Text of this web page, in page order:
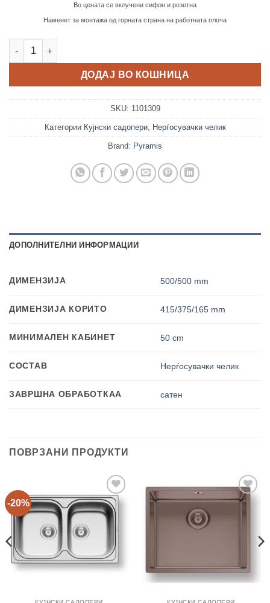
Во цената се вклучени сифон и розетна
Наменет за монтажа од горната страна на работната плоча
SQUARE INOX (50x50) 1B количина
ДОДАЈ ВО КОШНИЦА
SKU: 1101309
Категории Кујнски садопери, Нерѓосувачки челик
Brand: Pyramis
ДОПОЛНИТЕЛНИ ИНФОРМАЦИИ
ДИМЕНЗИЈА 500/500 mm
ДИМЕНЗИЈА КОРИТО 415/375/165 mm
МИНИМАЛЕН КАБИНЕТ 50 cm
СОСТАВ Нерѓосувачки челик
ЗАВРШНА ОБРАБОТКАА сатен
ПОВРЗАНИ ПРОДУКТИ
-20%
Add to
wishlist
Add to